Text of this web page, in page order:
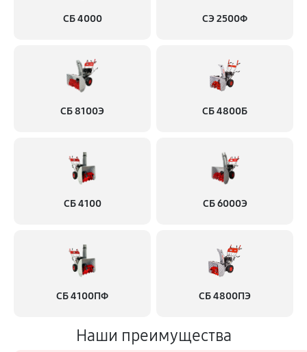
СБ 4000 СЭ 2500Ф
СБ 8100Э СБ 4800Б
СБ 4100 СБ 6000Э
СБ 4100ПФ СБ 4800ПЭ
Наши преимущества